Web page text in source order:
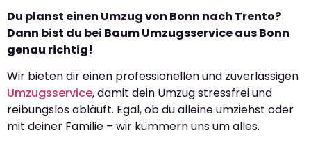
Du planst einen Umzug von Bonn nach Trento?
Dann bist du bei Baum Umzugsservice aus Bonn
genau richtig!
Wir bieten dir einen professionellen und zuverlässigen
Umzugsservice, damit dein Umzug stressfrei und
reibungslos abläuft. Egal, ob du alleine umziehst oder
mit deiner Familie – wir kümmern uns um alles.